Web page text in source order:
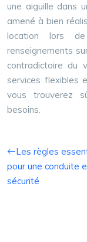
une aiguille dans
amené à bien
location lors
renseignements
contradictoire du
services flexibles
vous trouverez
besoins.
Les règles
pour une conduite
sécurité